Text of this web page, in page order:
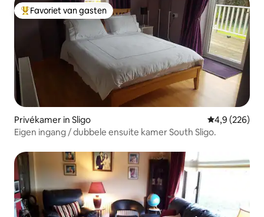
Topfavoriet van gasten
Favoriet van gasten
Privékamer in Sligo Gemiddelde
4,9 (226)
Eigen ingang / dubbele ensuite kamer South Sligo.